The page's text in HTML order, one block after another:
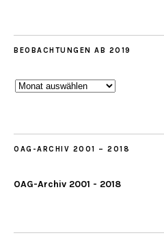
BEOBACHTUNGEN AB 2019
Beobachtungen
OAG-ARCHIV 2001 – 2018
OAG-Archiv 2001 - 2018